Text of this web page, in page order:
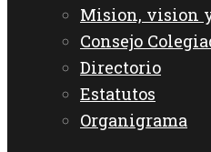
Mision, vision
Consejo
Directorio
Estatutos
Organigrama